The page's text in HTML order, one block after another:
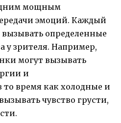
мощным
эмоций. Каждый
вызывать определенные
у зрителя. Например,
могут вызывать
и
то время как холодные и
чувство грусти,